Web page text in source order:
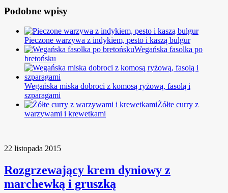
Podobne wpisy
Pieczone warzywa z indykiem, pesto i kaszą bulgur
Wegańska fasolka po
bretońsku
Wegańska miska dobroci z komosą ryżową, fasolą i
szparagami
Żółte curry z
warzywami i krewetkami
22 listopada 2015
Rozgrzewający krem dyniowy z
marchewką i gruszką